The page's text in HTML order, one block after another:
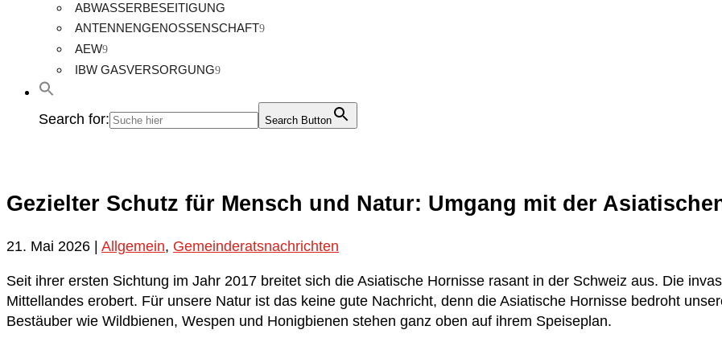
ABWASSERBESEITIGUNG
ANTENNENGENOSSENSCHAFT
AEW
IBW GASVERSORGUNG
Search for: Search Button
Gezielter Schutz für Mensch und Natur: Umgang mit der
21. Mai 2026 | Allgemein, Gemeinderatsnachrichten
Seit ihrer ersten Sichtung im Jahr 2017 breitet sich die Asiatische Hornisse rasant in der Schweiz aus. Die
Mittellandes erobert. Für unsere Natur ist das keine gute Nachricht, denn die Asiatische Hornisse bedroht
Bestäuber wie Wildbienen, Wespen und Honigbienen stehen ganz oben auf ihrem Speiseplan.